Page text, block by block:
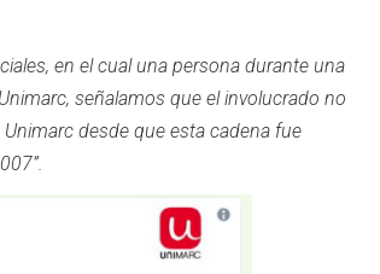
en el cual una persona durante una
señalamos que el involucrado no
desde que esta cadena fue